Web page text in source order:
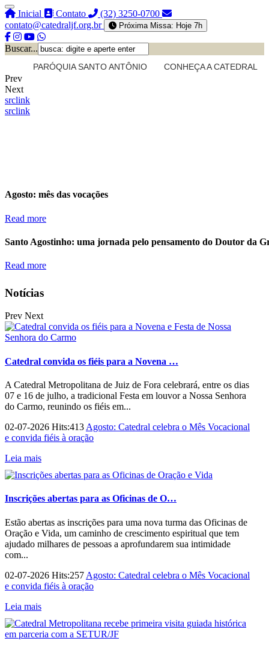
Inicial Contato
(32) 3250-0700
contato@catedraljf.org.br
Próxima Missa: Hoje 7h
Buscar...
PARÓQUIA SANTO ANTÔNIO CONHEÇA A CATEDRAL
Prev
Next
srclink
srclink
Agosto: mês das vocações
Read more
Santo Agostinho: uma jornada pelo pensamento do Doutor da
Read more
Notícias
Prev Next
Catedral convida os fiéis para a Novena …
A Catedral Metropolitana de Juiz de Fora celebrará, entre os dias
07 e 16 de julho, a tradicional Festa em louvor a Nossa Senhora
do Carmo, reunindo os fiéis em...
02-07-2026 Hits:413 Agosto: Catedral celebra o Mês Vocacional
e convida fiéis à oração
Leia mais
Inscrições abertas para as Oficinas de O…
Estão abertas as inscrições para uma nova turma das Oficinas de
Oração e Vida, um caminho de crescimento espiritual que tem
ajudado milhares de pessoas a aprofundarem sua intimidade
com...
02-07-2026 Hits:257 Agosto: Catedral celebra o Mês Vocacional
e convida fiéis à oração
Leia mais